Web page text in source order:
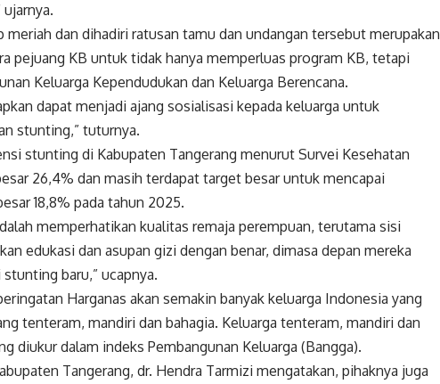
meriah dan dihadiri ratusan tamu dan undangan tersebut merupakan
pejuang KB untuk tidak hanya memperluas program KB, tetapi
Keluarga Kependudukan dan Keluarga Berencana.
dapat menjadi ajang sosialisasi kepada keluarga untuk
stunting,” tuturnya.
stunting di Kabupaten Tangerang menurut Survei Kesehatan
26,4% dan masih terdapat target besar untuk mencapai
18,8% pada tahun 2025.
memperhatikan kualitas remaja perempuan, terutama sisi
edukasi dan asupan gizi dengan benar, dimasa depan mereka
baru,” ucapnya.
Harganas akan semakin banyak keluarga Indonesia yang
tenteram, mandiri dan bahagia. Keluarga tenteram, mandiri dan
diukur dalam indeks Pembangunan Keluarga (Bangga).
Tangerang, dr. Hendra Tarmizi mengatakan, pihaknya juga